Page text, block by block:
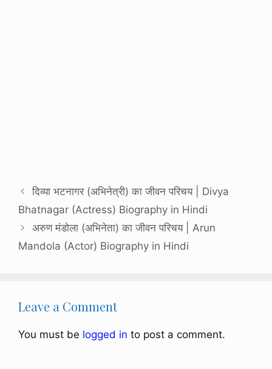
दिव्या भटनागर (अभिनेत्री) का जीवन परिचय | Divya
Bhatnagar (Actress) Biography in Hindi
अरुण मंडोला (अभिनेता) का जीवन परिचय | Arun
Mandola (Actor) Biography in Hindi
Leave a Comment
You must be logged in to post a comment.